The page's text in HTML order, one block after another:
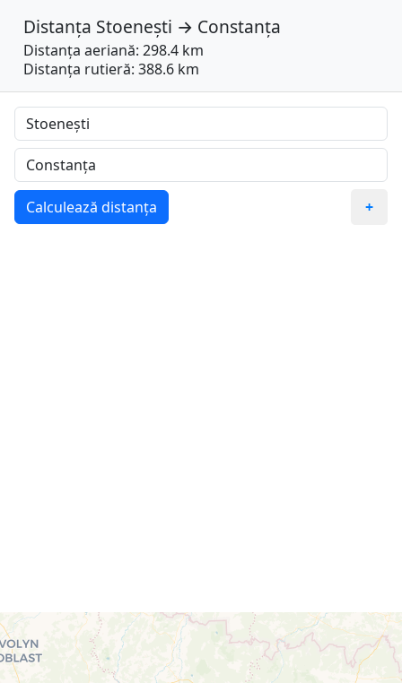
Distanța Stoenești → Constanța
Distanța aeriană: 298.4 km
Distanța rutieră: 388.6 km
Calculează distanța +